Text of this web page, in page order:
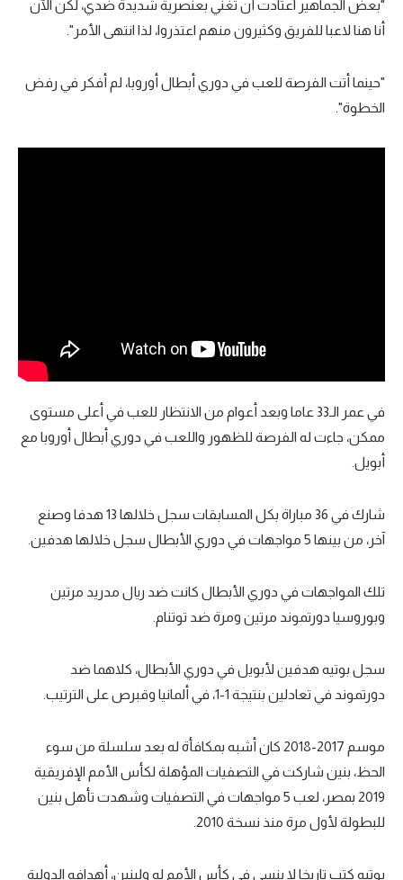
"بعض الجماهير اعتادت أن تغني بعنصرية شديدة ضدي، لكن الآن
أنا هنا لاعبا للفريق وكثيرون منهم اعتذروا، لذا انتهى الأمر".
"حينما أتت الفرصة للعب في دوري أبطال أوروبا، لم أفكر في رفض
الخطوة".
في عمر الـ33 عاما وبعد أعوام من الانتظار للعب في أعلى مستوى
ممكن، جاءت له الفرصة للظهور واللعب في دوري أبطال أوروبا مع
أبويل.
شارك في 36 مباراة بكل المسابقات سجل خلالها 13 هدفا وصنع
آخر، من بينها 5 مواجهات في دوري الأبطال سجل خلالها هدفين.
تلك المواجهات في دوري الأبطال كانت ضد ريال مدريد مرتين
وبوروسيا دورتموند مرتين ومرة ضد توتنام.
سجل بوتيه هدفين لأبويل في دوري الأبطال، كلاهما ضد
دورتموند في تعادلين بنتيجة 1-1، في ألمانيا وقبرص على الترتيب.
موسم 2017-2018 كان أشبه بمكافأة له بعد سلسلة من سوء
الحظ، بنين شاركت في التصفيات المؤهلة لكأس الأمم الإفريقية
2019 بمصر، لعب 5 مواجهات في التصفيات وشهدت تأهل بنين
للبطولة لأول مرة منذ نسخة 2010.
بوتيه كتب تاريخا لا ينسى في كأس الأمم له ولبنين، أهدافه الدولية